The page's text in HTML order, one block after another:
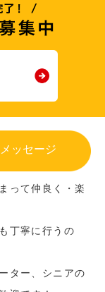
ッセージ
って仲良く・楽
丁寧に行うの
ター、シニアの